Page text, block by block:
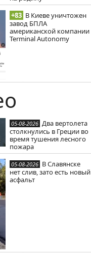
+83 В Киеве уничтожен
завод БПЛА
американской компании
Terminal Autonomy
05-08-2026 Два вертолета
столкнулись в Греции во
время тушения лесного
пожара
05-08-2026 В Славянске
нет слив, зато есть новый
асфальт